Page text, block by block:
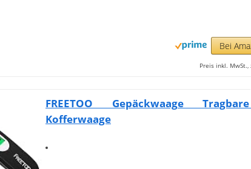
Bei
Preis inkl.
FREETOO Gepäckwaage
Kofferwaage